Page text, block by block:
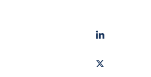
LinkedIn
Twitter